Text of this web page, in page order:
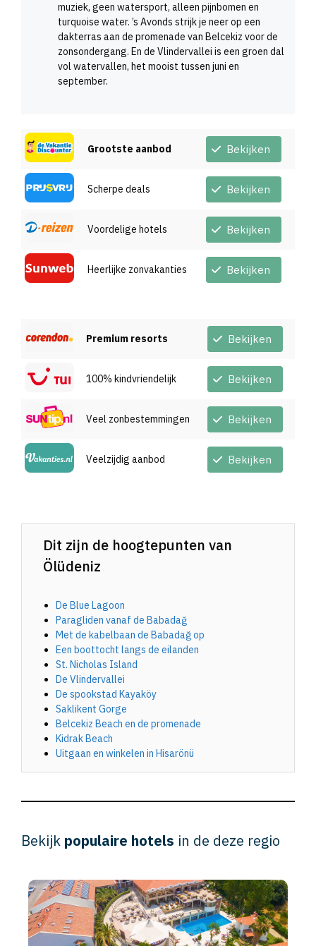
muziek, geen watersport, alleen pijnbomen en
turquoise water. ’s Avonds strijk je neer op een
dakterras aan de promenade van Belcekiz voor de
zonsondergang. En de Vlindervallei is een groen dal
vol watervallen, het mooist tussen juni en
september.
Grootste aanbod Bekijken
Scherpe deals Bekijken
Voordelige hotels Bekijken
Heerlijke zonvakanties Bekijken
Premium resorts Bekijken
100% kindvriendelijk Bekijken
Veel zonbestemmingen Bekijken
Veelzijdig aanbod Bekijken
Dit zijn de hoogtepunten van
Ölüdeniz
De Blue Lagoon
Paragliden vanaf de Babadağ
Met de kabelbaan de Babadağ op
Een boottocht langs de eilanden
St. Nicholas Island
De Vlindervallei
De spookstad Kayaköy
Saklikent Gorge
Belcekiz Beach en de promenade
Kidrak Beach
Uitgaan en winkelen in Hisarönü
Bekijk populaire hotels in de deze regio